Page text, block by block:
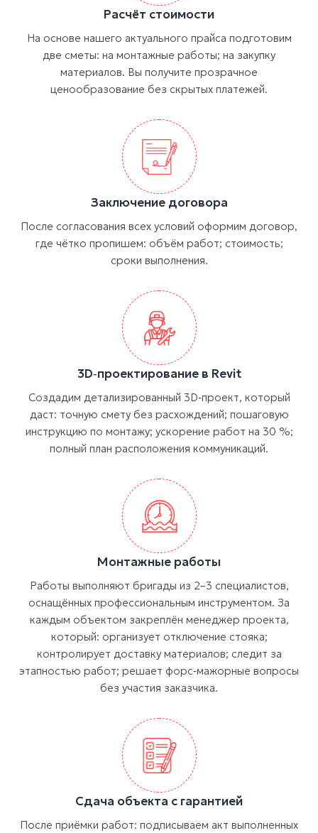
Расчёт стоимости
На основе нашего актуального прайса подготовим
две сметы: на монтажные работы; на закупку
материалов. Вы получите прозрачное
ценообразование без скрытых платежей.
Заключение договора
После согласования всех условий оформим договор,
где чётко пропишем: объём работ; стоимость;
сроки выполнения.
3D‑проектирование в Revit
Создадим детализированный 3D‑проект, который
даст: точную смету без расхождений; пошаговую
инструкцию по монтажу; ускорение работ на 30 %;
полный план расположения коммуникаций.
Монтажные работы
Работы выполняют бригады из 2–3 специалистов,
оснащённых профессиональным инструментом. За
каждым объектом закреплён менеджер проекта,
который: организует отключение стояка;
контролирует доставку материалов; следит за
этапностью работ; решает форс‑мажорные вопросы
без участия заказчика.
Сдача объекта с гарантией
После приёмки работ: подписываем акт выполненных